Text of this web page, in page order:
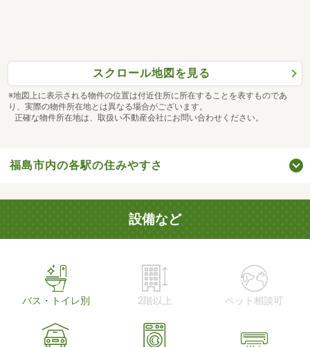
スクロール地図を見る
※地図上に表示される物件の位置は付近住所に所在することを表すものであ
り、実際の物件所在地とは異なる場合がございます。
正確な物件所在地は、取扱い不動産会社にお問い合わせください。
福島市内の各駅の住みやすさ
設備など
バス・トイレ別 2階以上 ペット相談可